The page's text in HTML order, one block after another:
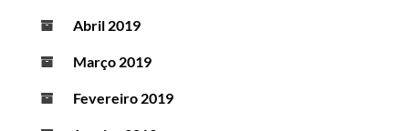
Abril 2019
Março 2019
Fevereiro 2019